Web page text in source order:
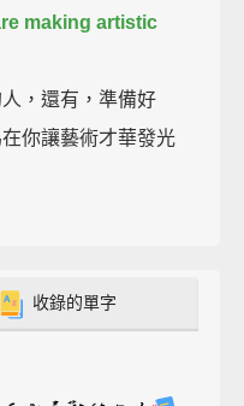
making artistic
，還有，準備好
你讓藝術才華發光
收錄的單字